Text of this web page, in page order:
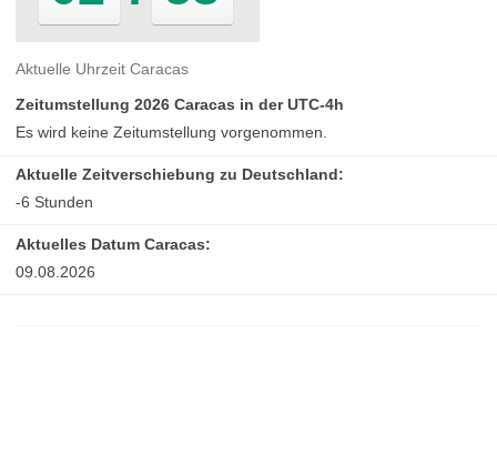
Aktuelle Uhrzeit Caracas
Zeitumstellung 2026 Caracas in der UTC-4h
Es wird keine Zeitumstellung vorgenommen.
Aktuelle Zeitverschiebung zu Deutschland:
-6 Stunden
Aktuelles Datum Caracas:
09.08.2026